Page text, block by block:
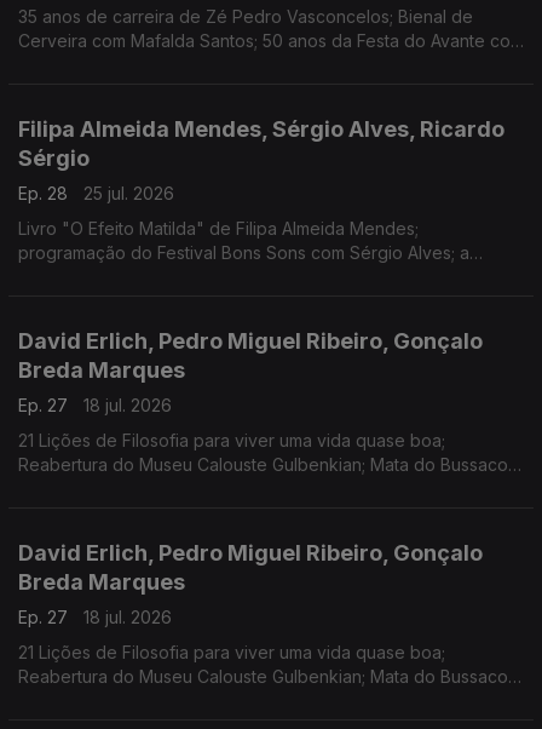
35 anos de carreira de Zé Pedro Vasconcelos; Bienal de
Cerveira com Mafalda Santos; 50 anos da Festa do Avante com
Filipa Almeida Mendes, Sérgio Alves, Ricardo
Sérgio
Ep. 28
25 jul. 2026
Livro "O Efeito Matilda" de Filipa Almeida Mendes;
programação do Festival Bons Sons com Sérgio Alves; a
David Erlich, Pedro Miguel Ribeiro, Gonçalo
Breda Marques
Ep. 27
18 jul. 2026
21 Lições de Filosofia para viver uma vida quase boa;
Reabertura do Museu Calouste Gulbenkian; Mata do Bussaco
David Erlich, Pedro Miguel Ribeiro, Gonçalo
Breda Marques
Ep. 27
18 jul. 2026
21 Lições de Filosofia para viver uma vida quase boa;
Reabertura do Museu Calouste Gulbenkian; Mata do Bussaco